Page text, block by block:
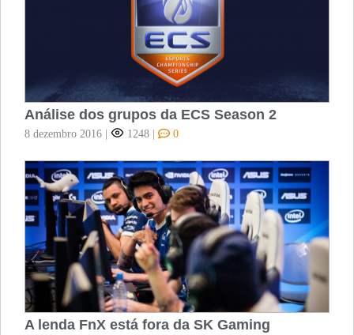
Análise dos grupos da ECS Season 2
8 dezembro 2016 | 1248 | 0
A lenda FnX está fora da SK Gaming